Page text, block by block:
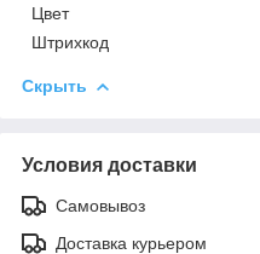
Цвет
Штрихкод
Скрыть
Условия доставки
Самовывоз
Доставка курьером